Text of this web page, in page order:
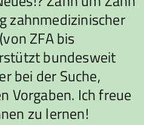
zahnmedizinischer
ZFA bis
bundesweit
bei der Suche,
Vorgaben. Ich freue
zu lernen!